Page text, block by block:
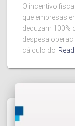
O incentivo
que empresas
deduzam
despesa
cálculo do